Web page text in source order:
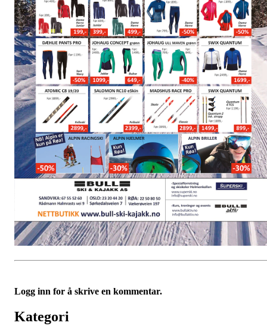
Logg inn for å skrive en kommentar.
Kategori